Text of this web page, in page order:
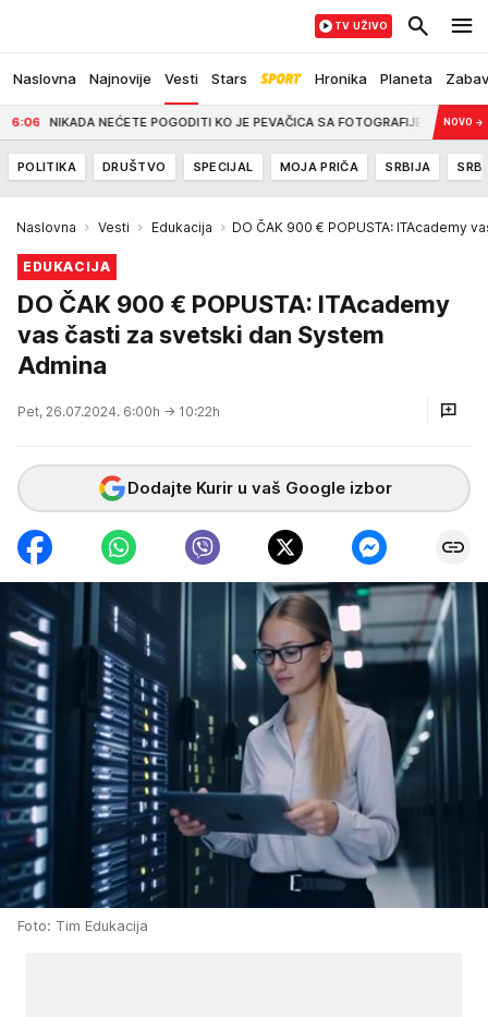
Naslovna Najnovije Vesti Stars Hronika Planeta
TV UŽIVO
NIKADA NEĆETE POGODITI KO JE PEVAČICA SA FOTOGRAFIJE ČlanicaNOVO →
POLITIKA DRUŠTVO SPECIJAL MOJA PRIČA SRBIJA
Naslovna Vesti Edukacija DO ČAK 900 € POPUSTA: ITAcademy
EDUKACIJA
DO ČAK 900 € POPUSTA: ITAcademy
vas časti za svetski dan System
Admina
Pet, 26.07.2024. 6:00h → 10:22h
Dodajte Kurir u vaš Google izbor
Foto: Tim Edukacija